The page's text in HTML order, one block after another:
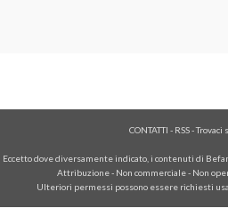
CONTATTI - RSS-Trovaci
Eccetto dove diversamente indicato, i contenuti di
Attribuzione - Non commerciale - Non
Ulteriori permessi possono essere richiesti